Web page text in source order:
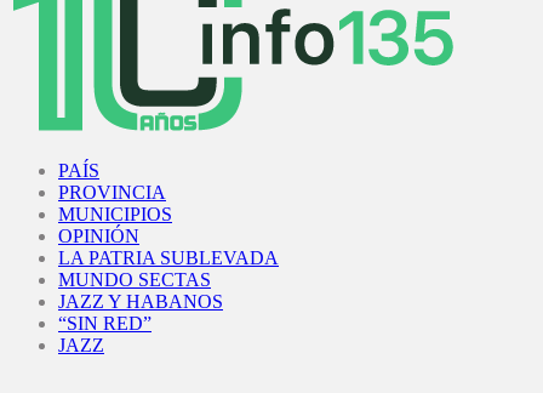
PAÍS
PROVINCIA
MUNICIPIOS
OPINIÓN
LA PATRIA SUBLEVADA
MUNDO SECTAS
JAZZ Y HABANOS
“SIN RED”
JAZZ